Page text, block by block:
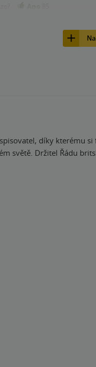
díky kterému si
světě. Držitel Řádu